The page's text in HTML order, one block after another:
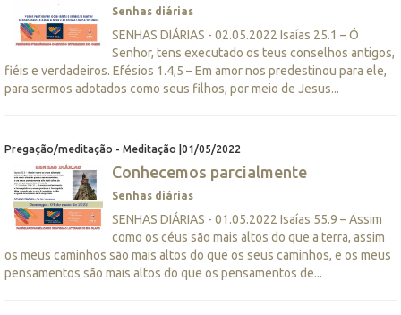
Senhas diárias
SENHAS DIÁRIAS - 02.05.2022 Isaías 25.1 – Ó
Senhor, tens executado os teus conselhos antigos,
fiéis e verdadeiros. Efésios 1.4,5 – Em amor nos predestinou para ele,
para sermos adotados como seus filhos, por meio de Jesus...
Pregação/meditação - Meditação |01/05/2022
Conhecemos parcialmente
Senhas diárias
SENHAS DIÁRIAS - 01.05.2022 Isaías 55.9 – Assim
como os céus são mais altos do que a terra, assim
os meus caminhos são mais altos do que os seus caminhos, e os meus
pensamentos são mais altos do que os pensamentos de...